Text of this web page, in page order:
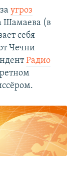
угроз
Шамаева (в
себя
Чечни
Радио